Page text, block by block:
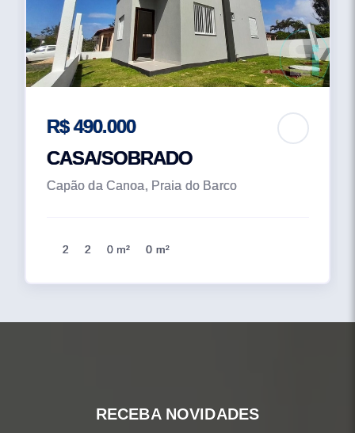
R$ 490.000
CASA/SOBRADO
Capão da Canoa, Praia do Barco
2 2 0 m² 0 m²
RECEBA NOVIDADES